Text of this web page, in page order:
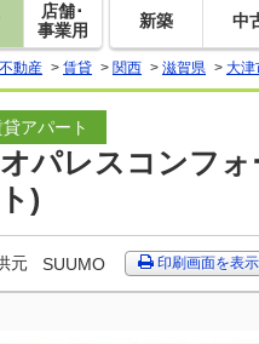
店舗･
事業用
新築 中
動産 > 賃貸 > 関西 > 滋賀県 > 大津
アパート
パレスコンフ
)
元 SUUMO 印刷画面を表示